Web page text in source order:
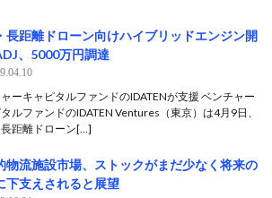
長距離ドローン向けハイブリッドエンジン開
、5000万円調達
ーキャピタルファンドのIDATENが支援 ベンチャー
ルファンドのIDATEN Ventures（東京）は4月9日、
距離ドローン[…]
物流施設市場、ストックがまだ少なく将来の
下支えされると展望